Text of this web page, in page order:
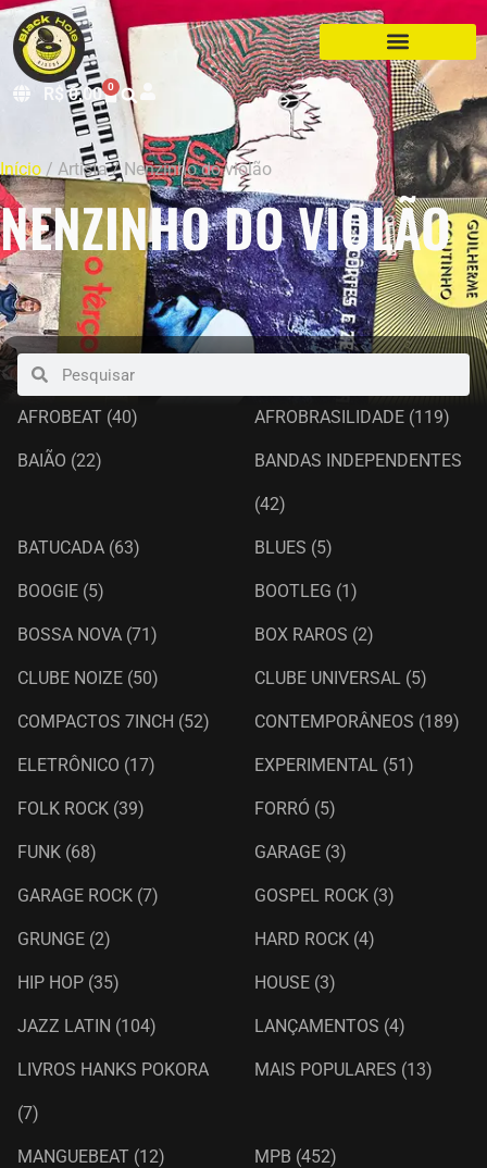
R$0,00 0
Início / Artista / Nenzinho do violão
NENZINHO DO VIOLÃO
AFROBEAT (40) AFROBRASILIDADE (119)
BAIÃO (22) BANDAS INDEPENDENTES
(42)
BATUCADA (63) BLUES (5)
BOOGIE (5) BOOTLEG (1)
BOSSA NOVA (71) BOX RAROS (2)
CLUBE NOIZE (50) CLUBE UNIVERSAL (5)
COMPACTOS 7INCH (52) CONTEMPORÂNEOS (189)
ELETRÔNICO (17) EXPERIMENTAL (51)
FOLK ROCK (39) FORRÓ (5)
FUNK (68) GARAGE (3)
GARAGE ROCK (7) GOSPEL ROCK (3)
GRUNGE (2) HARD ROCK (4)
HIP HOP (35) HOUSE (3)
JAZZ LATIN (104) LANÇAMENTOS (4)
LIVROS HANKS POKORA
(7)
MAIS POPULARES (13)
MANGUEBEAT (12) MPB (452)